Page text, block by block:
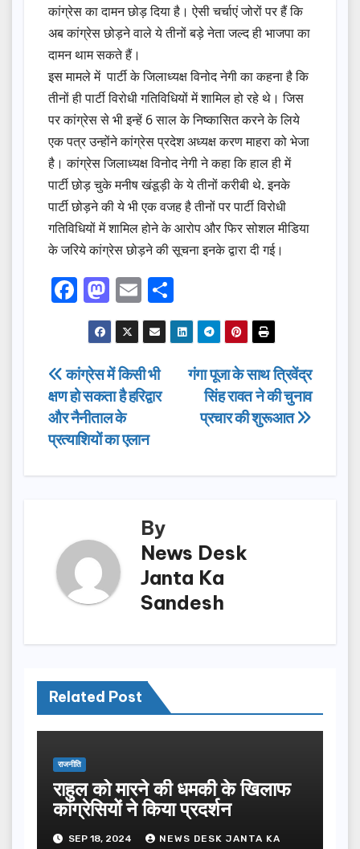
कांग्रेस का दामन छोड़ दिया है। ऐसी चर्चाएं जोरों पर हैं कि
अब कांग्रेस छोड़ने वाले ये तीनों बड़े नेता जल्द ही भाजपा का
दामन थाम सकते हैं।
इस मामले में पार्टी के जिलाध्यक्ष विनोद नेगी का कहना है कि
तीनों ही पार्टी विरोधी गतिविधियों में शामिल हो रहे थे। जिस
पर कांग्रेस से भी इन्हें 6 साल के निष्कासित करने के लिये
एक पत्र उन्होंने कांग्रेस प्रदेश अध्यक्ष करण माहरा को भेजा
है। कांग्रेस जिलाध्यक्ष विनोद नेगी ने कहा कि हाल ही में
पार्टी छोड़ चुके मनीष खंडूड़ी के ये तीनों करीबी थे. इनके
पार्टी छोड़ने की ये भी एक वजह है तीनों पर पार्टी विरोधी
गतिविधियों में शामिल होने के आरोप और फिर सोशल मीडिया
के जरिये कांग्रेस छोड़ने की सूचना इनके द्वारा दी गई।
F
a
c
e
b
o
o
k
M
a
st
o
d
o
n
E
m
ail
h
ar
e
Post
navigation
गंगा पूजा के साथ त्रिवेंद्र
सिंह रावत ने की चुनाव
प्रचार की शुरूआत
कांग्रेस में किसी भी
क्षण हो सकता है हरिद्वार
और नैनीताल के
प्रत्याशियों का एलान
By
News Desk
Janta Ka
Sandesh
Related Post
राजनीति
राहुल को मारने की धमकी के खिलाफ
कांग्रेसियों ने किया प्रदर्शन
SEP 18, 2024 NEWS DESK JANTA KA